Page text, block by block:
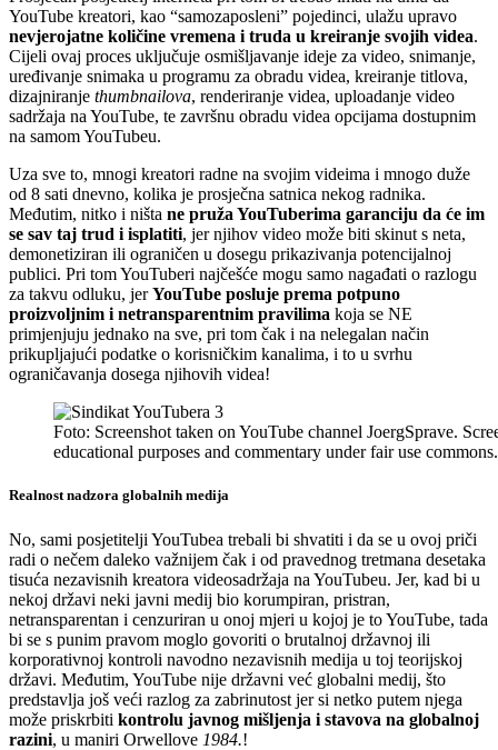
YouTube kreatori, kao “samozaposleni” pojedinci, ulažu upravo
nevjerojatne količine vremena i truda u kreiranje svojih videa.
Cijeli ovaj proces uključuje osmišljavanje ideje za video, snimanje,
uređivanje snimaka u programu za obradu videa, kreiranje titlova,
dizajniranje thumbnailova, renderiranje videa, uploadanje video
sadržaja na YouTube, te završnu obradu videa opcijama dostupnim
na samom YouTubeu.
Uza sve to, mnogi kreatori radne na svojim videima i mnogo duže
od 8 sati dnevno, kolika je prosječna satnica nekog radnika.
Međutim, nitko i ništa ne pruža YouTuberima garanciju da će im
se sav taj trud i isplatiti, jer njihov video može biti skinut s neta,
demonetiziran ili ograničen u dosegu prikazivanja potencijalnoj
publici. Pri tom YouTuberi najčešće mogu samo nagađati o razlogu
za takvu odluku, jerYouTube posluje prema potpuno
proizvoljnim i netransparentnim pravilima koja se NE
primjenjuju jednako na sve, pri tom čak i na nelegalan način
prikupljajući podatke o korisničkim kanalima, i to u svrhu
ograničavanja dosega njihovih videa!
Foto: Screenshot taken on YouTube channel JoergSprave.
educational purposes and commentary under fair use commons.
Realnost nadzora globalnih medija
No, sami posjetitelji YouTubea trebali bi shvatiti i da se u ovoj priči
radi o nečem daleko važnijem čak i od pravednog tretmana desetaka
tisuća nezavisnih kreatora videosadržaja na YouTubeu. Jer, kad bi u
nekoj državi neki javni medij bio korumpiran, pristran,
netransparentan i cenzuriran u onoj mjeri u kojoj je to YouTube, tada
bi se s punim pravom moglo govoriti o brutalnoj državnoj ili
korporativnoj kontroli navodno nezavisnih medija u toj teorijskoj
državi. Međutim, YouTube nije državni već globalni medij, što
predstavlja još veći razlog za zabrinutost jer si netko putem njega
može priskrbiti kontrolu javnog mišljenja i stavova na globalnoj
razini, u maniri Orwellove 1984.!